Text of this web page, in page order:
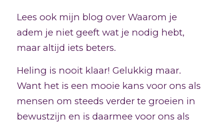
Lees ook mijn blog over Waarom je
adem je niet geeft wat je nodig hebt,
maar altijd iets beters.
Heling is nooit klaar! Gelukkig maar.
Want het is een mooie kans voor ons als
mensen om steeds verder te groeien in
bewustzijn en is daarmee voor ons als